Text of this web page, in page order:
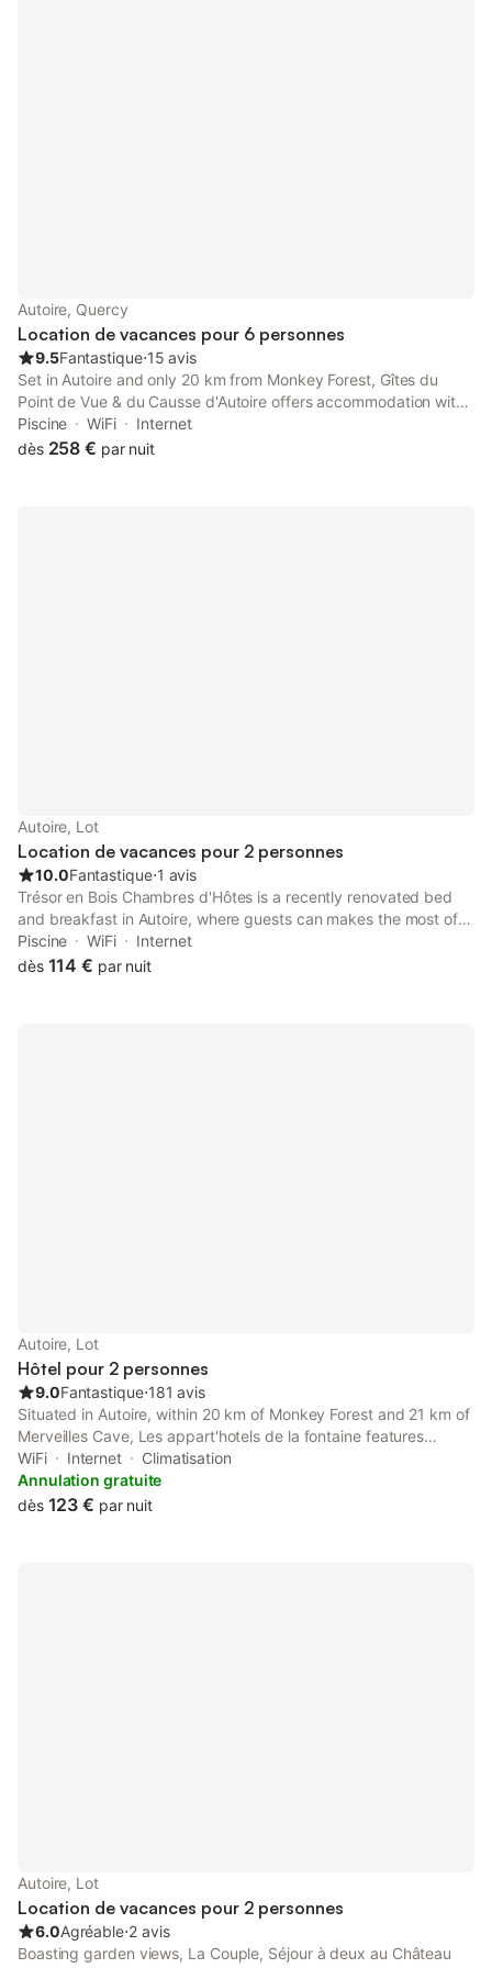
Autoire, Quercy
Location de vacances pour 6 personnes
9.5Fantastique⋅15 avis
Set in Autoire and only 20 km from Monkey Forest, Gîtes du
Point de Vue & du Causse d'Autoire offers accommodation with
mountain views, free WiFi and free private parking. There is a
private entrance at the villa for the convenience of those who...
Piscine WiFi
Internet
dès 258 € par nuit
Autoire, Lot
Location de vacances pour 2 personnes
10.0Fantastique⋅1 avis
Trésor en Bois Chambres d'Hôtes is a recently renovated bed
and breakfast in Autoire, where guests can makes the most of
its outdoor swimming pool, garden and barbecue facilities.
Piscine WiFi
Internet
dès 114 € par nuit
Autoire, Lot
Hôtel pour 2 personnes
9.0Fantastique⋅181 avis
Situated in Autoire, within 20 km of Monkey Forest and 21 km of
Merveilles Cave, Les appart'hotels de la fontaine features
accommodation with a casino and free WiFi throughout the
property as well as free private parking for guests who drive.
WiFi Internet
Climatisation
Annulation gratuite
dès 123 € par nuit
Autoire, Lot
Location de vacances pour 2 personnes
6.0Agréable⋅2 avis
Boasting garden views, La Couple, Séjour à deux au Château